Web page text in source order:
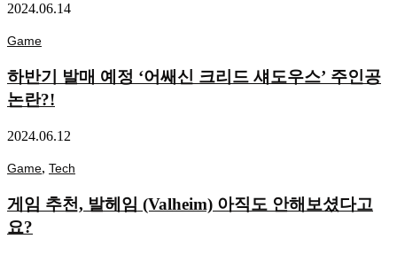
2024.06.14
Game
하반기 발매 예정 ‘어쌔신 크리드 섀도우스’ 주인공
논란?!
2024.06.12
Game, Tech
게임 추천, 발헤임 (Valheim) 아직도 안해보셨다고
요?